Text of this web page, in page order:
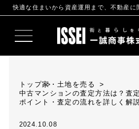
快適な住まいから資産運用まで、不動産に
トップ家・土地を売る
中古マンションの査定方法は？査
ポイント・査定の流れを詳しく解
2024.10.08